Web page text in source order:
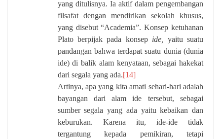
yang ditulisnya. Ia aktif dalam pengembangan
filsafat dengan mendirikan sekolah khusus,
yang disebut “Academia”. Konsep ketuhanan
Plato berpijak pada konsep ide, yaitu suatu
pandangan bahwa terdapat suatu dunia (dunia
ide) di balik alam kenyataan, sebagai hakekat
dari segala yang ada.[14]
Artinya, apa yang kita amati sehari-hari adalah
bayangan dari alam ide tersebut, sebagai
sumber segala yang ada yaitu kebaikan dan
keburukan. Karena itu, ide-ide tidak
tergantung kepada pemikiran, tetapi